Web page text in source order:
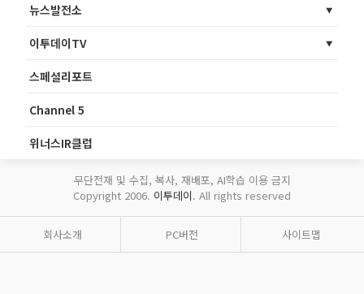
뉴스발전소
이투데이TV
스페셜리포트
Channel 5
위너스IR클럽
무단전재 및 수집, 복사, 재배포, AI학습 이용 금지
Copyright 2006. 이투데이. All rights reserved
회사소개 PC버전 사이트맵